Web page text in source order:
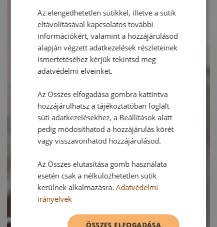
Az elengedhetetlen sütikkel, illetve a sütik
eltávolításával kapcsolatos további
információkért, valamint a hozzájárulásod
alapján végzett adatkezelések részleteinek
ismertetéséhez kérjük tekintsd meg
adatvédelmi elveinket.
Az Összes elfogadása gombra kattintva
hozzájárulhatsz a tájékoztatóban foglalt
süti adatkezelésekhez, a Beállítások alatt
pedig módosíthatod a hozzájárulás körét
vagy visszavonhatod hozzájárulásod.
Az Összes elutasítása gomb használata
esetén csak a nélkülözhetetlen sütik
kerülnek alkalmazásra.Adatvédelmi
irányelvek
ÖSSZES ELFOGADÁSA